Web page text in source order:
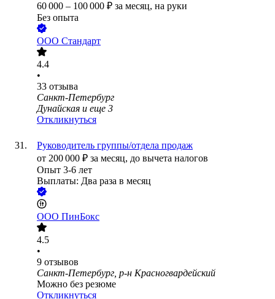
60 000 – 100 000 ₽ за месяц, на руки
Без опыта
ООО Стандарт
4.4
•
33 отзыва
Санкт-Петербург
Дунайская и еще 3
Откликнуться
Руководитель группы/отдела продаж
от 200 000 ₽ за месяц, до вычета налогов
Опыт 3-6 лет
Выплаты: Два раза в месяц
ООО ПинБокс
4.5
•
9 отзывов
Санкт-Петербург, р-н Красногвардейский
Можно без резюме
Откликнуться